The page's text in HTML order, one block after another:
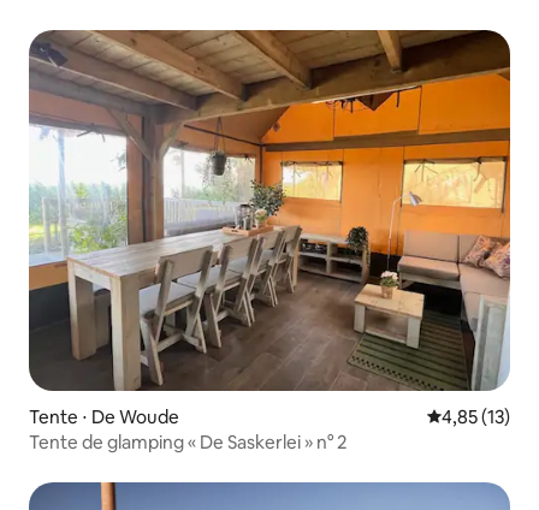
Tente ⋅ De Woude Évaluation
4,85 (13)
Tente de glamping « De Saskerlei » n° 2